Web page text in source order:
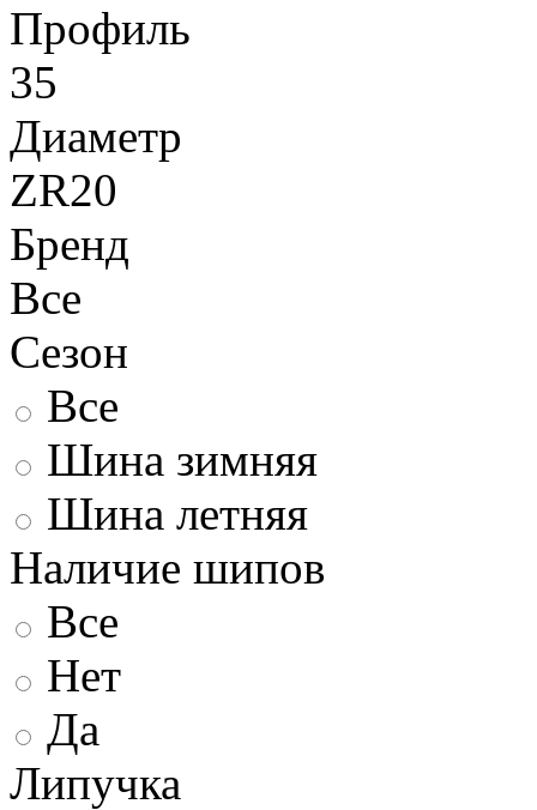
Профиль
35
Диаметр
ZR20
Бренд
Все
Сезон
Все
Шина зимняя
Шина летняя
Наличие шипов
Все
Нет
Да
Липучка